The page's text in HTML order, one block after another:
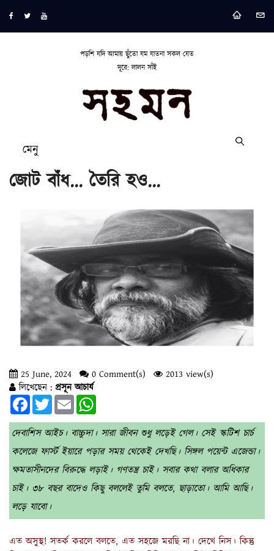
পড়শি যদি আমায় ছুঁতো যম যাতনা সকল যেত
দূরে: লালন সাঁই
মেনু
জোট বাঁধ... তৈরি হও...
25 June, 2024 0 Comment(s)
2013 view(s)
লিখেছেন : প্রসূন আচার্য
FacebookTwitterEmail
দেবাশিস আইচ। বাচ্চুদা। সারা জীবন শুধু লড়েই গেল। সেই স্কটিশ চার্চ
কলেজে ফার্স্ট ইয়ারে পড়ার সময় থেকেই দেখছি। সিঙ্গল পয়েন্ট এজেন্ডা।
ক্ষমতাসীনদের বিরুদ্ধে লড়াই। গণতন্ত্র চাই। সবার কথা বলার অধিকার
চাই। ৩৮ বছর বাদেও কিছু বললেই তুমি বলতে, ছাড়াতো। আমি আছি।
লড়ে যাবো।
এত অসুস্থ! সতর্ক করলে বলতে, এত সহজে মরছি না। দেখে নিস। কিন্তু